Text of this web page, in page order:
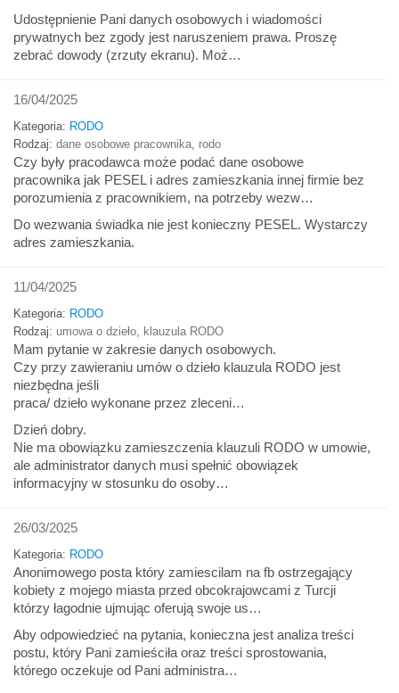
Udostępnienie Pani danych osobowych i wiadomości
prywatnych bez zgody jest naruszeniem prawa. Proszę
zebrać dowody (zrzuty ekranu). Moż…
16/04/2025
Kategoria: RODO
Rodzaj: dane osobowe pracownika rodo
Czy były pracodawca może podać dane osobowe
pracownika jak PESEL i adres zamieszkania innej firmie bez
porozumienia z pracownikiem, na potrzeby wezw…
Do wezwania świadka nie jest konieczny PESEL. Wystarczy
adres zamieszkania.
11/04/2025
Kategoria: RODO
Rodzaj: umowa o dzieło klauzula RODO
Mam pytanie w zakresie danych osobowych.
Czy przy zawieraniu umów o dzieło klauzula RODO jest
niezbędna jeśli
praca/ dzieło wykonane przez zleceni…
Dzień dobry.
Nie ma obowiązku zamieszczenia klauzuli RODO w umowie,
ale administrator danych musi spełnić obowiązek
informacyjny w stosunku do osoby…
26/03/2025
Kategoria: RODO
Anonimowego posta który zamiescilam na fb ostrzegający
kobiety z mojego miasta przed obcokrajowcami z Turcji
którzy łagodnie ujmując oferują swoje us…
Aby odpowiedzieć na pytania, konieczna jest analiza treści
postu, który Pani zamieściła oraz treści sprostowania,
którego oczekuje od Pani administra…